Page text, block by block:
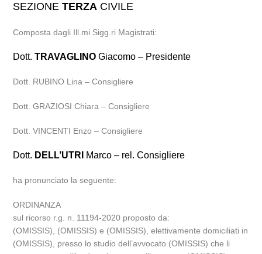
SEZIONETERZA CIVILE
Composta dagli Ill.mi Sigg.ri Magistrati:
Dott.TRAVAGLINO Giacomo – Presidente
Dott. RUBINO Lina – Consigliere
Dott. GRAZIOSI Chiara – Consigliere
Dott. VINCENTI Enzo – Consigliere
Dott. DELL’UTRI Marco – rel. Consigliere
ha pronunciato la seguente:
ORDINANZA
sul ricorso r.g. n. 11194-2020 proposto da:
(OMISSIS), (OMISSIS) e (OMISSIS), elettivamente domiciliati in
(OMISSIS), presso lo studio dell’avvocato (OMISSIS) che li